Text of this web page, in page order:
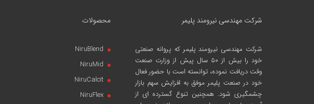
شرکت مهندسی نیرومند پلیمر
شرکت مهندسی نیرومند پلیمرکه پروانه صنعتی
خود را بیش از ۵۰ سال پیش از وزارت صنعت
وقت دریافت نموده، توانسته است با حضور فعال
خود در صنعت پلیمر موفق به افزایش سهم بازار
چشمگیری شود. همچنین تنوع گسترده ای از
محصولات
NiruBlend
NiruMid
NiruCalcit
NiruFlex